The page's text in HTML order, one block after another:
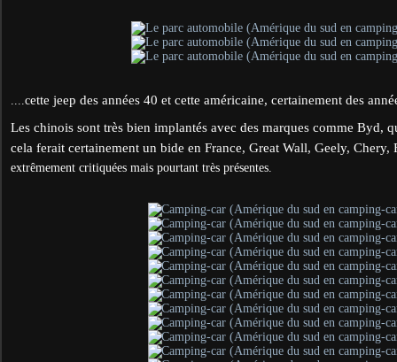
....cette jeep des années 40 et cette américaine, certainement des
Les chinois sont très bien implantés avec des marques comme Byd,
cela ferait certainement un bide en France, Great Wall, Geely, Chery,
extrêmement critiquées mais pourtant très présentes.